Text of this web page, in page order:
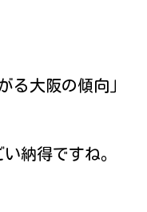
る大阪の傾向」
納得ですね。